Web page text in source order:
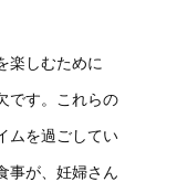
楽しむために
です。これらの
ムを過ごしてい
事が、妊婦さん